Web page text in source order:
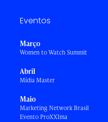
Eventos
Março
Women to Watch Summit
Abril
Mídia Master
Maio
Marketing Network Brasil
Evento ProXXIma